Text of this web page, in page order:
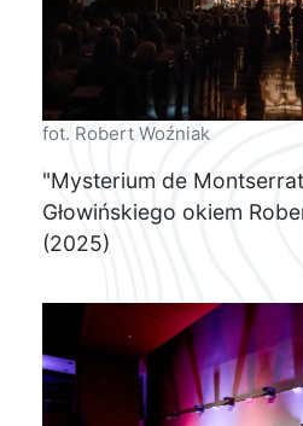
fot. Robert Woźniak
"Mysterium de
Głowińskiego okiem
(2025)